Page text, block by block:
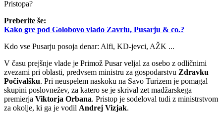
Pristopa?
Preberite še:
Kako gre pod Golobovo vlado Zavrlu, Pusarju & co.?
Kdo vse Pusarju posoja denar: Alfi, KD-jevci, AŽK ...
V času prejšnje vlade je Primož Pusar veljal za osebo z odličnimi
zvezami pri oblasti, predvsem ministru za gospodarstvu Zdravku
Počivalšku. Pri neuspelem naskoku na Savo Turizem je pomagal
skupini poslovnežev, za katero se je skrival zet madžarskega
premierja Viktorja Orbana. Pristop je sodeloval tudi z ministrstvom
za okolje, ki ga je vodil Andrej Vizjak.